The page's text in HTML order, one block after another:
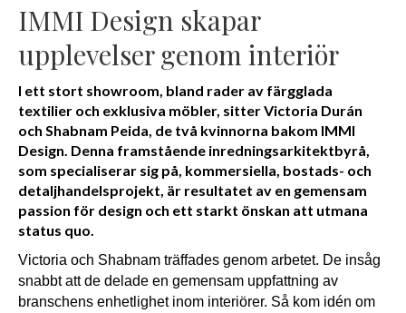
IMMI Design skapar
upplevelser genom interiör
I ett stort showroom, bland rader av färgglada
textilier och exklusiva möbler, sitter Victoria Durán
och Shabnam Peida, de två kvinnorna bakom IMMI
Design. Denna framstående inredningsarkitektbyrå,
som specialiserar sig på, kommersiella, bostads- och
detaljhandelsprojekt, är resultatet av en gemensam
passion för design och ett starkt önskan att utmana
status quo.
Victoria och Shabnam träffades genom arbetet. De insåg
snabbt att de delade en gemensam uppfattning av
branschens enhetlighet inom interiörer. Så kom idén om